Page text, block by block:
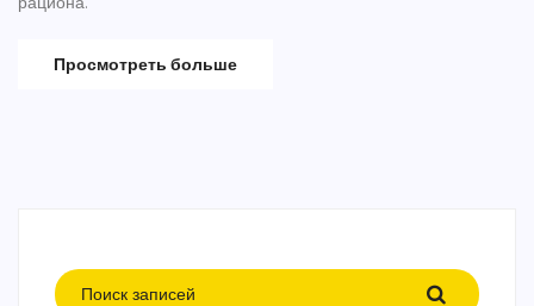
Просмотреть больше